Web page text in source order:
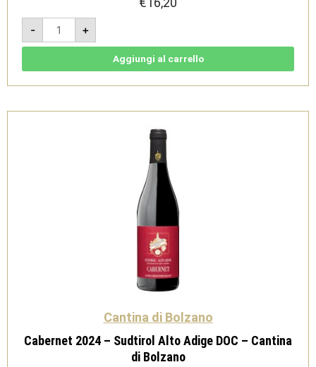
-
Merlot
2024
-
Sudtirol
-
Bolzano
+
Aggiungi al carrello
Cantina di Bolzano
Cabernet 2024 – Sudtirol Alto Adige DOC – Cantina
di Bolzano